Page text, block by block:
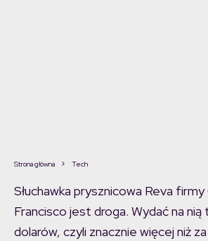
Strona główna Tech
Słuchawka prysznicowa Reva
Francisco jest droga. Wydać na
dolarów, czyli znacznie więcej niż